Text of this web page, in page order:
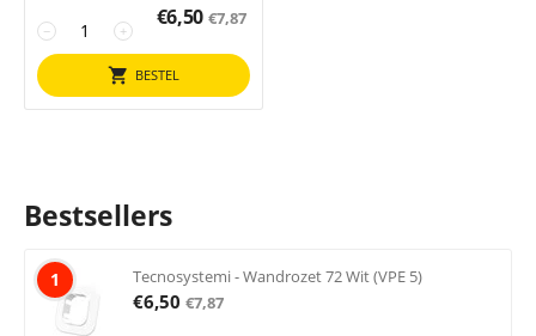
+
−
€6,50 €7,87
BESTEL
Bestsellers
1 Tecnosystemi - Wandrozet 72 Wit (VPE 5)
€6,50 €7,87